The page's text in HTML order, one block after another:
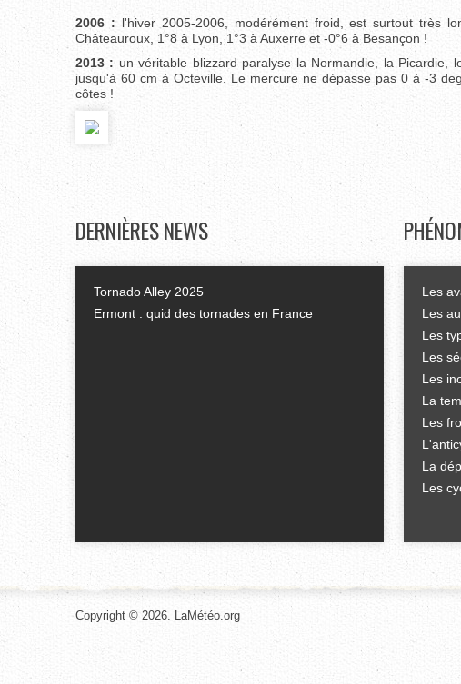
2006 : l'hiver 2005-2006, modérément froid, est surtout très
Châteauroux, 1°8 à Lyon, 1°3 à Auxerre et -0°6 à Besançon !
2013 : un véritable blizzard paralyse la Normandie, la
jusqu'à 60 cm à Octeville. Le mercure ne dépasse pas 0 à -3
côtes !
DERNIÈRESNEWS
Tornado Alley 2025
Ermont : quid des tornades en France
Les
Les
Les
Les
Les
La
Les
La
Les
Copyright © 2026. LaMétéo.org